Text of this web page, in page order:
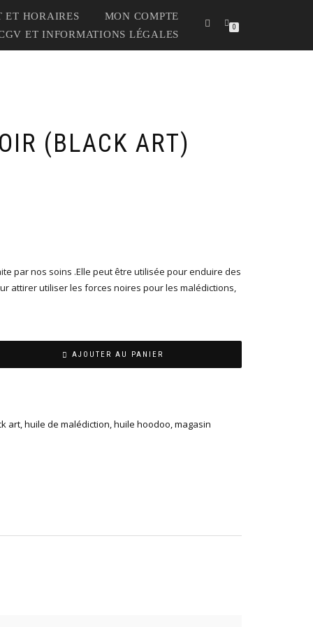
ET HORAIRES
MON COMPTE
ET INFORMATIONS LÉGALES
0
(BLACK ART)
par nos soins .Elle peut être utilisée pour enduire des
attirer utiliser les forces noires pour les malédictions,
AJOUTER AU PANIER
art,huile de malédiction,huile hoodoo,magasin